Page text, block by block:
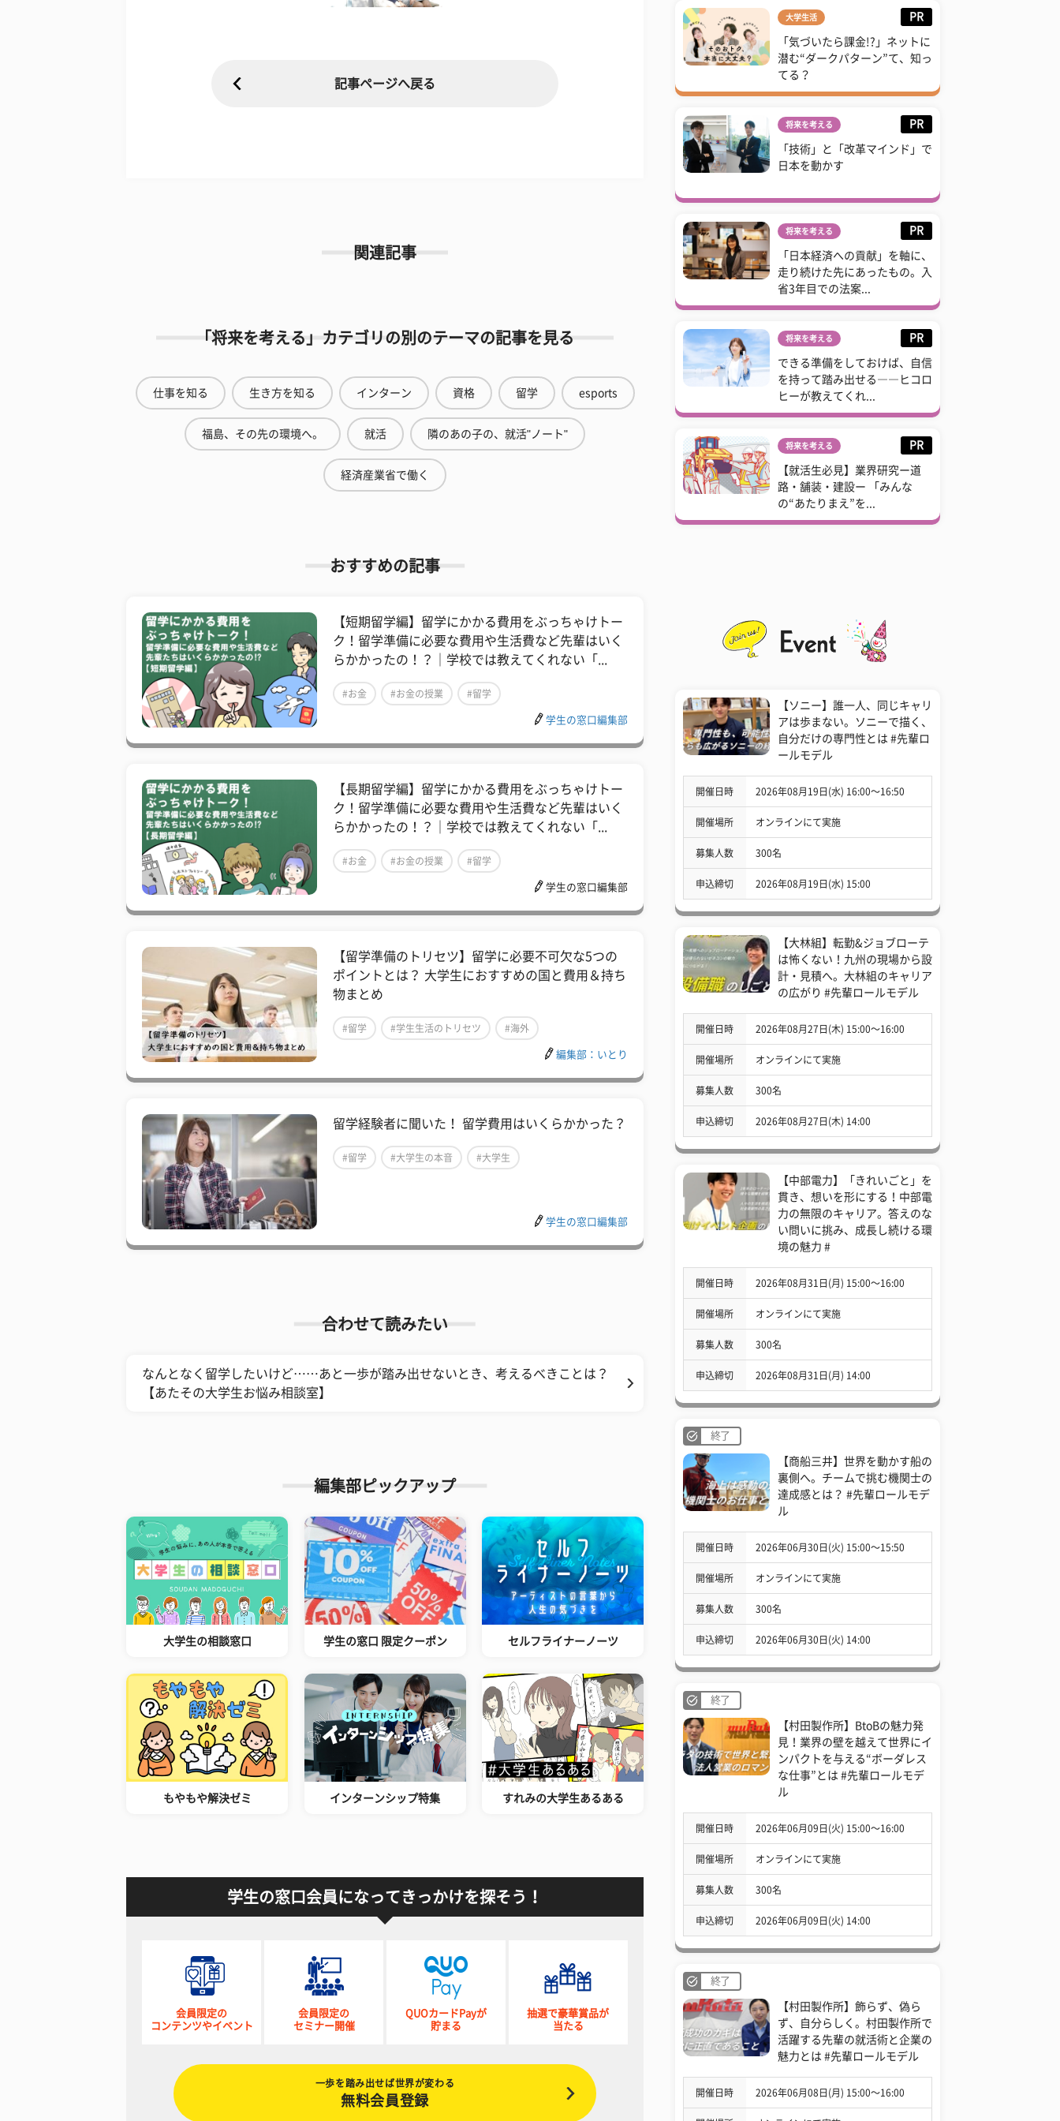
記事ページへ戻る
関連記事
「将来を考える」カテゴリの別のテーマの記事を見る
仕事を知る 生き方を知る インターン 資格 留学 esports
福島、その先の環境へ。 就活 隣のあの子の、就活"ノート"
経済産業省で働く
おすすめの記事
【短期留学編】留学にかかる費用をぶっちゃけトー
ク！留学準備に必要な費用や生活費など先輩はいく
らかかったの！？｜学校では教えてくれない「...
#お金 #お金の授業 #留学
学生の窓口編集部
【長期留学編】留学にかかる費用をぶっちゃけトー
ク！留学準備に必要な費用や生活費など先輩はいく
らかかったの！？｜学校では教えてくれない「...
#お金 #お金の授業 #留学
学生の窓口編集部
【留学準備のトリセツ】留学に必要不可欠な5つの
ポイントとは？ 大学生におすすめの国と費用＆持ち
物まとめ
#留学 #学生生活のトリセツ #海外
編集部：いとり
留学経験者に聞いた！ 留学費用はいくらかかった？
#留学 #大学生の本音 #大学生
学生の窓口編集部
合わせて読みたい
なんとなく留学したいけど……あと一歩が踏み出せないとき、考えるべきことは？
【あたその大学生お悩み相談室】
編集部ピックアップ
大学生の相談窓口 学生の窓口 限定クーポン セルフライナーノーツ
もやもや解決ゼミ インターンシップ特集 すれみの大学生あるある
学生の窓口会員になってきっかけを探そう！
会員限定の
コンテンツやイベント
会員限定の
セミナー開催
QUOカードPayが
貯まる
抽選で豪華賞品が
当たる
一歩を踏み出せば世界が変わる
無料会員登録
大学生活 PR
「気づいたら課金!?」ネットに
潜む“ダークパターン”て、知っ
てる？
将来を考える PR
「技術」と「改革マインド」で
日本を動かす
将来を考える PR
「日本経済への貢献」を軸に、
走り続けた先にあったもの。入
省3年目での法案...
将来を考える PR
できる準備をしておけば、自信
を持って踏み出せる――ヒコロ
ヒーが教えてくれ...
将来を考える PR
【就活生必見】業界研究ー道
路・舗装・建設ー 「みんな
の“あたりまえ”を...
【ソニー】誰一人、同じキャリ
アは歩まない。ソニーで描く、
自分だけの専門性とは #先輩ロ
ールモデル
開催日時 2026年08月19日(水) 16:00〜16:50
開催場所 オンラインにて実施
募集人数 300名
申込締切 2026年08月19日(水) 15:00
【大林組】転勤&ジョブローテ
は怖くない！九州の現場から設
計・見積へ。大林組のキャリア
の広がり #先輩ロールモデル
開催日時 2026年08月27日(木) 15:00〜16:00
開催場所 オンラインにて実施
募集人数 300名
申込締切 2026年08月27日(木) 14:00
【中部電力】「きれいごと」を
貫き、想いを形にする！中部電
力の無限のキャリア。答えのな
い問いに挑み、成長し続ける環
境の魅力 #
開催日時 2026年08月31日(月) 15:00〜16:00
開催場所 オンラインにて実施
募集人数 300名
申込締切 2026年08月31日(月) 14:00
終了
【商船三井】世界を動かす船の
裏側へ。チームで挑む機関士の
達成感とは？ #先輩ロールモデ
ル
開催日時 2026年06月30日(火) 15:00〜15:50
開催場所 オンラインにて実施
募集人数 300名
申込締切 2026年06月30日(火) 14:00
終了
【村田製作所】BtoBの魅力発
見！業界の壁を越えて世界にイ
ンパクトを与える“ボーダレス
な仕事”とは #先輩ロールモデ
ル
開催日時 2026年06月09日(火) 15:00〜16:00
開催場所 オンラインにて実施
募集人数 300名
申込締切 2026年06月09日(火) 14:00
終了
【村田製作所】飾らず、偽ら
ず、自分らしく。村田製作所で
活躍する先輩の就活術と企業の
魅力とは #先輩ロールモデル
開催日時 2026年06月08日(月) 15:00〜16:00